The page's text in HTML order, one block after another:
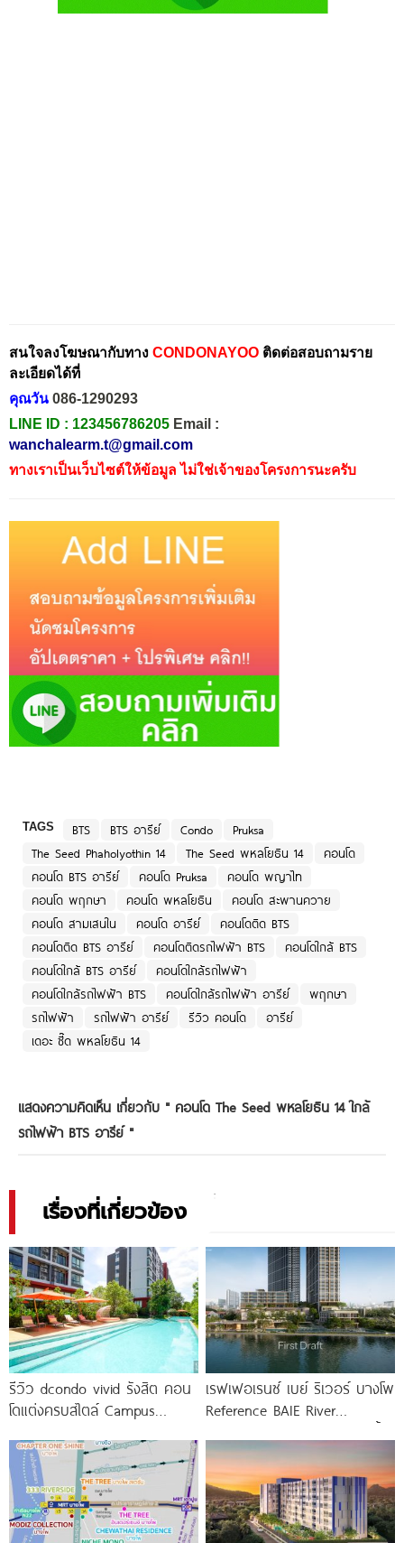
สนใจลงโฆษณากับทาง CONDONAYOO ติดต่อสอบถามราย
ละเอียดได้ที่
คุณวัน 086-1290293
LINE ID : 123456786205 Email :
wanchalearm.t@gmail.com
ทางเราเป็นเว็บไซต์ให้ข้อมูล ไม่ใช่เจ้าของโครงการนะครับ
TAGS BTS BTS อารีย์ Condo
Pruksa
The Seed Phaholyothin 14
The Seed พหลโยธิน 14
คอนโด
คอนโด BTS อารีย์
คอนโด Pruksa
คอนโด พญาไท
คอนโด พฤกษา
คอนโด พหลโยธิน
คอนโด สะพานควาย
คอนโด สามเสนใน
คอนโด อารีย์
คอนโดติด BTS
คอนโดติด BTS อารีย์
คอนโดติดรถไฟฟ้า BTS
คอนโดใกล้ BTS
คอนโดใกล้ BTS อารีย์
คอนโดใกล้รถไฟฟ้า
คอนโดใกล้รถไฟฟ้า BTS
คอนโดใกล้รถไฟฟ้า อารีย์
พฤกษา
รถไฟฟ้า
รถไฟฟ้า อารีย์ รีวิว คอนโด
อารีย์
เดอะ ซี๊ด พหลโยธิน 14
แสดงความคิดเห็น เกี่ยวกับ " คอนโด The Seed พหลโยธิน 14 ใกล้
รถไฟฟ้า BTS อารีย์"
เรื่องที่เกี่ยวข้อง
รีวิว dcondo vivid รังสิต คอน
โดแต่งครบสไตล์ Campus
พร้อมรับ-ส่ง
เรฟเฟอเรนซ์ เบย์ ริเวอร์ บางโพ
Reference BAIE River
จาก